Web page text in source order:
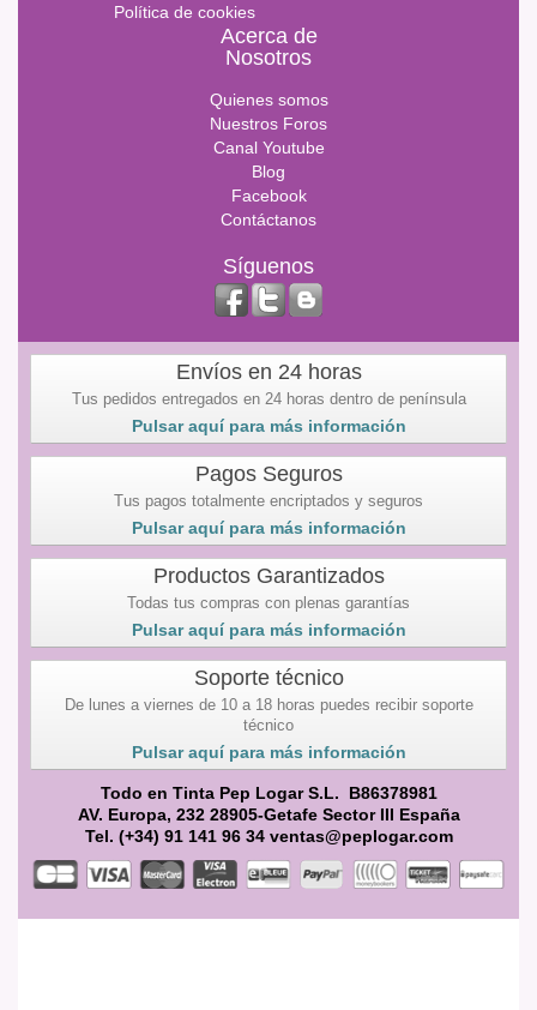
Política de cookies
Acerca de
Nosotros
Quienes somos
Nuestros Foros
Canal Youtube
Blog
Facebook
Contáctanos
Síguenos
Envíos en 24 horas
Tus pedidos entregados en 24 horas dentro de península
Pulsar aquí para más información
Pagos Seguros
Tus pagos totalmente encriptados y seguros
Pulsar aquí para más información
Productos Garantizados
Todas tus compras con plenas garantías
Pulsar aquí para más información
Soporte técnico
De lunes a viernes de 10 a 18 horas puedes recibir soporte
técnico
Pulsar aquí para más información
Todo en Tinta Pep Logar S.L. B86378981
AV. Europa, 232 28905-Getafe Sector III España
Tel. (+34) 91 141 96 34 ventas@peplogar.com